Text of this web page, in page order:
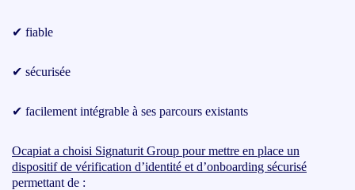
✔ fiable
✔ sécurisée
✔ facilement intégrable à ses parcours existants
Ocapiat a choisi Signaturit Group pour mettre en place un
dispositif de vérification d’identité et d’onboarding sécurisé
permettant de :